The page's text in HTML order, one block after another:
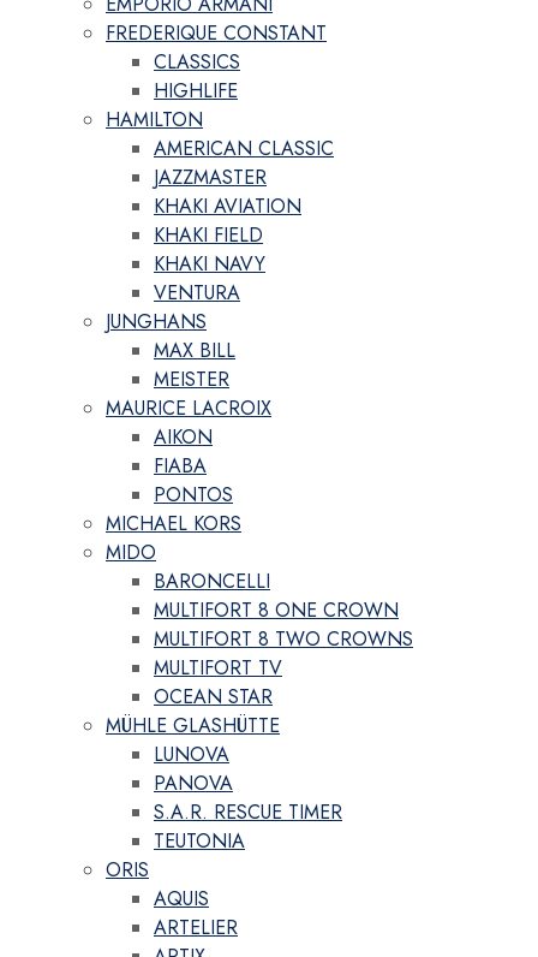
FREDERIQUE CONSTANT
CLASSICS
HIGHLIFE
HAMILTON
AMERICAN CLASSIC
JAZZMASTER
KHAKI AVIATION
KHAKI FIELD
KHAKI NAVY
VENTURA
JUNGHANS
MAX BILL
MEISTER
MAURICE LACROIX
AIKON
FIABA
PONTOS
MICHAEL KORS
MIDO
BARONCELLI
MULTIFORT 8 ONE CROWN
MULTIFORT 8 TWO CROWNS
MULTIFORT TV
OCEAN STAR
MÜHLE GLASHÜTTE
LUNOVA
PANOVA
S.A.R. RESCUE TIMER
TEUTONIA
ORIS
AQUIS
ARTELIER